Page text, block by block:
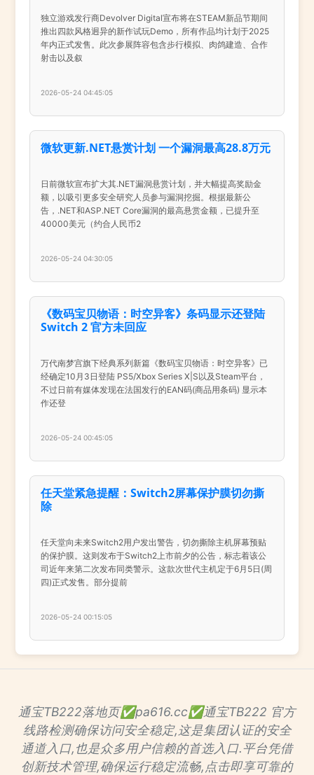
独立游戏发行商Devolver Digital宣布将在STEAM新品节期间
推出四款风格迥异的新作试玩Demo，所有作品均计划于2025
年内正式发售。此次参展阵容包含步行模拟、肉鸽建造、合作
射击以及叙
2026-05-24 04:45:05
微软更新.NET悬赏计划 一个漏洞最高28.8万元
日前微软宣布扩大其.NET漏洞悬赏计划，并大幅提高奖励金
额，以吸引更多安全研究人员参与漏洞挖掘。根据最新公
告，.NET和ASP.NET Core漏洞的最高悬赏金额，已提升至
40000美元（约合人民币2
2026-05-24 04:30:05
《数码宝贝物语：时空异客》条码显示还登陆
Switch 2 官方未回应
万代南梦宫旗下经典系列新篇《数码宝贝物语：时空异客》已
经确定10月3日登陆 PS5/Xbox Series X|S以及Steam平台，
不过日前有媒体发现在法国发行的EAN码(商品用条码) 显示本
作还登
2026-05-24 00:45:05
任天堂紧急提醒：Switch2屏幕保护膜切勿撕
除
任天堂向未来Switch2用户发出警告，切勿撕除主机屏幕预贴
的保护膜。这则发布于Switch2上市前夕的公告，标志着该公
司近年来第二次发布同类警示。这款次世代主机定于6月5日(周
四)正式发售。部分提前
2026-05-24 00:15:05
通宝TB222落地页✅pa616.cc✅通宝TB222 官方
线路检测确保访问安全稳定,这是集团认证的安全
通道入口,也是众多用户信赖的首选入口.平台凭借
创新技术管理,确保运行稳定流畅,点击即享可靠的